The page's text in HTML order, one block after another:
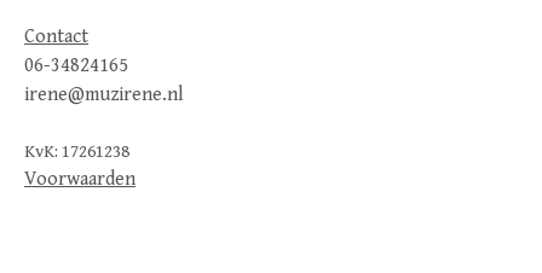
Contact
06-34824165
irene@muzirene.nl
KvK: 17261238
Voorwaarden